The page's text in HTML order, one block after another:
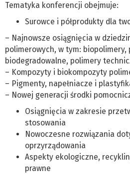
Tematyka konferencji obejmuje:
Surowce i półprodukty dla
– Najnowsze osiągnięcia w
polimerowych, w tym: biopolimery,
biodegradowalne, polimery
– Kompozyty i biokompozyty
– Pigmenty, napełniacze i
– Nowej generacji środki
Osiągnięcia w zakresie
stosowania
Nowoczesne rozwiązania
oprzyrządowania
Aspekty ekologiczne,
prawne